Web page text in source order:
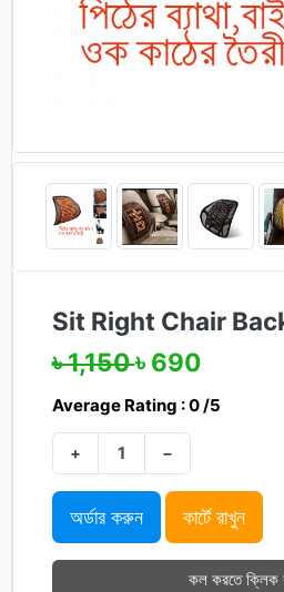
Sit Right Chair
৳ 1,150৳ 690
Average Rating : 0 /5
+ −
অর্ডার করুন কার্টে রাখুন
কল করতে